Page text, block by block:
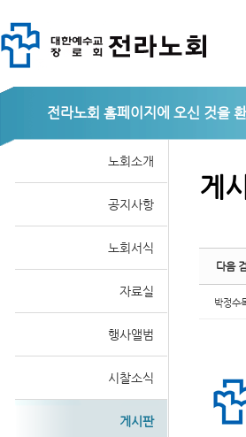
전라노회
노회소개
공지사항
노회서식
자료실
행사앨범
시찰소식
게시판
게
다음
박정수
스케치